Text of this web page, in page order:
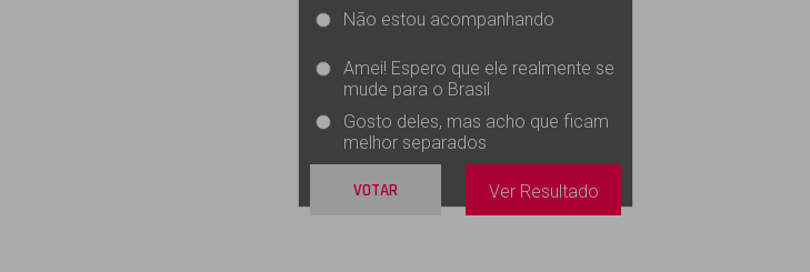
Não estou acompanhando
Amei! Espero que ele realmente se
mude para o Brasil
Gosto deles, mas acho que ficam
melhor separados
VOTAR Ver Resultado